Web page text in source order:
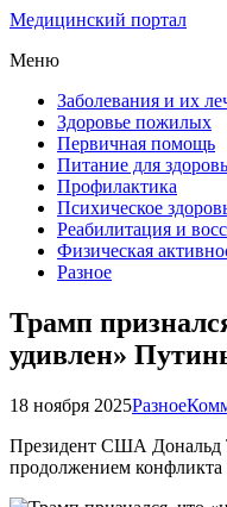
Медицинский портал
Меню
Заболевания и их
Здоровье пожилых
Первичная помощь
Питание для
Профилактика
Психическое
Реабилитация и
Физическая
Разное
Трамп
удивлен»
18 ноября 2025Разное
Президент США Дональд
продолжением конфликта